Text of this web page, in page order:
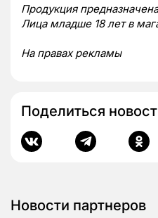
Продукция
Лица младше 18 лет в
На правах рекламы
Поделиться
Новости партнеров